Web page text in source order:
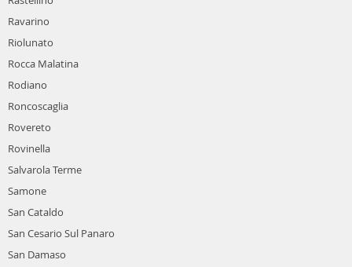
Ravarino
Riolunato
Rocca Malatina
Rodiano
Roncoscaglia
Rovereto
Rovinella
Salvarola Terme
Samone
San Cataldo
San Cesario Sul Panaro
San Damaso